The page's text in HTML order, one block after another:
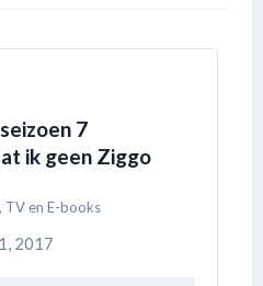
7
ik geen Ziggo
TV en E-books
2017